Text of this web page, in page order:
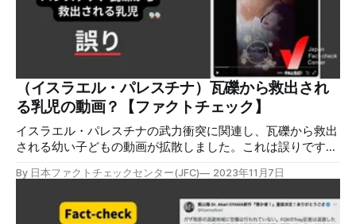
子どもの足の指の形(オレンジ丸)、男性の方からぶら下がる
子どもの腕の形(赤丸)、男性の脇の形(矢印)など、AIが生成
する画像に特有な細部の不自然な描写が多数確認できる。
この画像を元にGoogleで検索をしたが、InstagramやTikTok
など複数のSNSで拡散されている一方、現地で紛争を取材す
るメディアによる撮影画像とは一致しなかった。 AFPの記事
も、偽画像解析の専門家の分析を引用して「AIの兆候が見ら
れる
（イスラエル・パレスチナ）瓦礫から救出され
る乳児の動画？【ファクトチェック】
イスラエル・パレスチナの武力衝突に関連し、瓦礫から救出
される幼い子どもの動画が拡散しました。これは誤りです。
動画です。 検証対象 2023年10月13日、「言葉もありませ
ん...とても辛く、恐ろしい状況です。どうか戦争を止めてく
ださい」というコメントと共に、瓦礫から救出される幼い子
By 日本ファクトチェックセンター(JFC) 2023年11月7日